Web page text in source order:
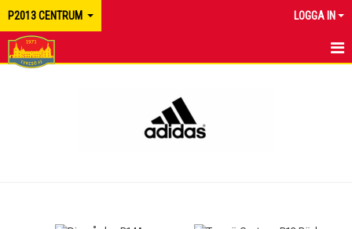
P2013 CENTRUM LOGGA IN